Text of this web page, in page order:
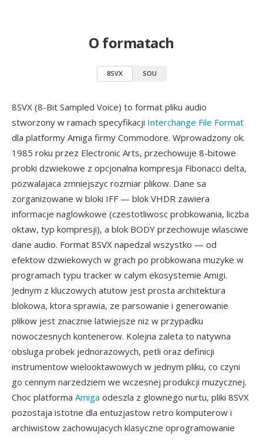
O formatach
8SVX SOU
8SVX (8-Bit Sampled Voice) to format pliku audio
stworzony w ramach specyfikacji Interchange File Format
dla platformy Amiga firmy Commodore. Wprowadzony ok.
1985 roku przez Electronic Arts, przechowuje 8-bitowe
probki dzwiekowe z opcjonalna kompresja Fibonacci delta,
pozwalajaca zmniejszyc rozmiar plikow. Dane sa
zorganizowane w bloki IFF — blok VHDR zawiera
informacje naglowkowe (czestotliwosc probkowania, liczba
oktaw, typ kompresji), a blok BODY przechowuje wlasciwe
dane audio. Format 8SVX napedzal wszystko — od
efektow dzwiekowych w grach po probkowana muzyke w
programach typu tracker w calym ekosystemie Amigi.
Jednym z kluczowych atutow jest prosta architektura
blokowa, ktora sprawia, ze parsowanie i generowanie
plikow jest znacznie latwiejsze niz w przypadku
nowoczesnych kontenerow. Kolejna zaleta to natywna
obsluga probek jednorazowych, petli oraz definicji
instrumentow wielooktawowych w jednym pliku, co czyni
go cennym narzedziem we wczesnej produkcji muzycznej.
Choc platforma Amiga odeszla z glownego nurtu, pliki 8SVX
pozostaja istotne dla entuzjastow retro komputerow i
archiwistow zachowujacych klasyczne oprogramowanie